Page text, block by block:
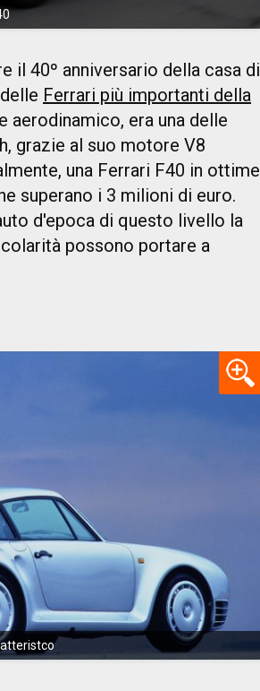
il 40º anniversario della casa di
Ferrari più importanti della
aerodinamico, era una delle
grazie al suo motore V8
una Ferrari F40 in ottime
superano i 3 milioni di euro.
d'epoca di questo livello la
possono portare a